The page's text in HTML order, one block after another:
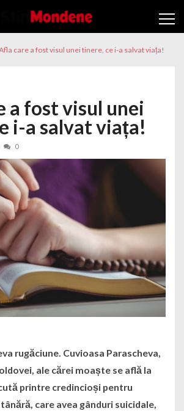
care a fost visul unei tinere, ce i-a salvat viața!
a fost visul unei
i-a salvat viața!
0
rugăciune. Cuvioasa Parascheva,
ale cărei moaște se află la
printre credincioși pentru
care avea gânduri suicidale,